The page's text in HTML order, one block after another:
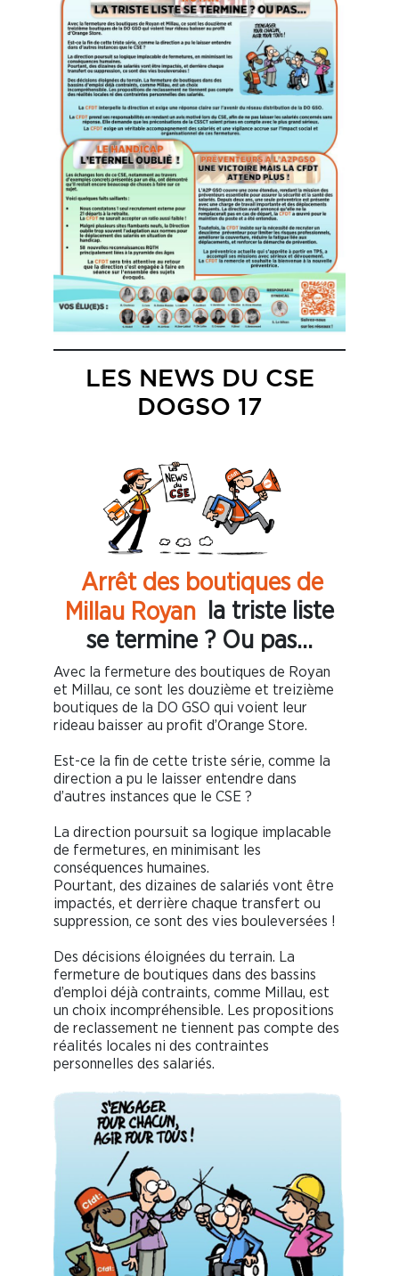
LES NEWS DU CSE
DOGSO 17
Arrêt des boutiques de
Millau Royan
la triste liste
se termine ? Ou pas…
Avec la fermeture des boutiques de Royan
et Millau, ce sont les douzième et treizième
boutiques de la DO GSO qui voient leur
rideau baisser au profit d’Orange Store.
Est-ce la fin de cette triste série, comme la
direction a pu le laisser entendre dans
d’autres instances que le CSE ?
La direction poursuit sa logique implacable
de fermetures, en minimisant les
conséquences humaines.
Pourtant, des dizaines de salariés vont être
impactés, et derrière chaque transfert ou
suppression, ce sont des vies bouleversées !
Des décisions éloignées du terrain. La
fermeture de boutiques dans des bassins
d’emploi déjà contraints, comme Millau, est
un choix incompréhensible. Les propositions
de reclassement ne tiennent pas compte des
réalités locales ni des contraintes
personnelles des salariés.